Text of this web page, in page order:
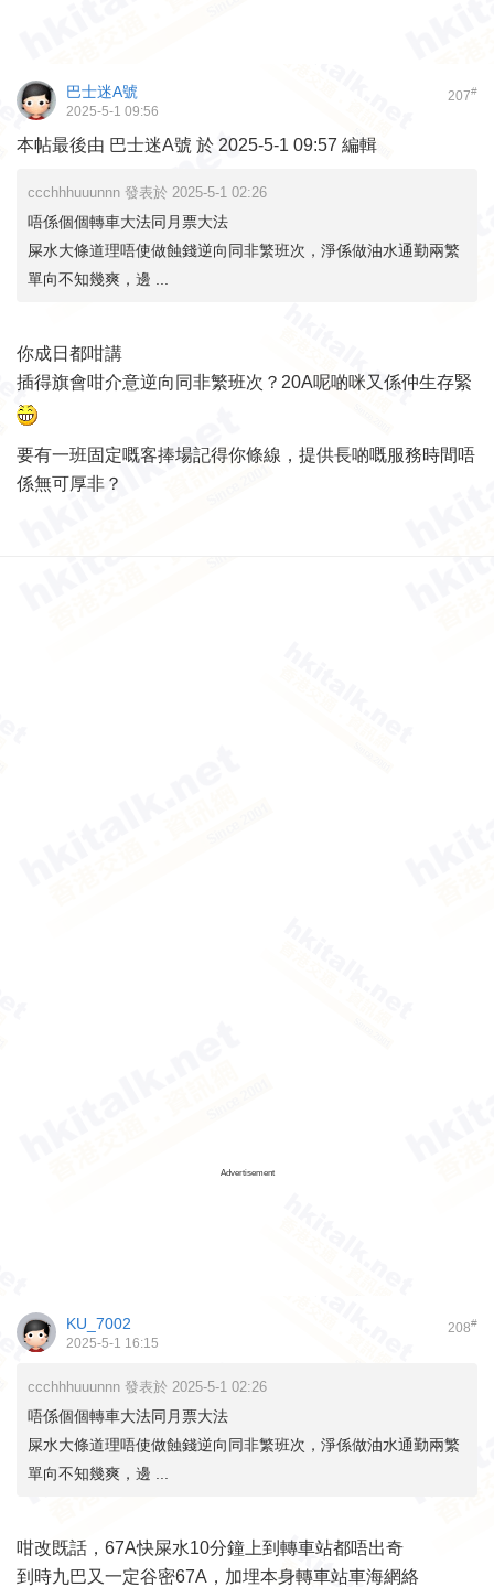
207#
巴士迷A號
2025-5-1 09:56
本帖最後由 巴士迷A號 於 2025-5-1 09:57 編輯
ccchhhuuunnn 發表於 2025-5-1 02:26
唔係個個轉車大法同月票大法
屎水大條道理唔使做蝕錢逆向同非繁班次，淨係做油水通勤兩繁
單向不知幾爽，邊 ...
你成日都咁講
插得旗會咁介意逆向同非繁班次？20A呢啲咪又係仲生存緊
要有一班固定嘅客捧場記得你條線，提供長啲嘅服務時間唔
係無可厚非？
Advertisement
208#
KU_7002
2025-5-1 16:15
ccchhhuuunnn 發表於 2025-5-1 02:26
唔係個個轉車大法同月票大法
屎水大條道理唔使做蝕錢逆向同非繁班次，淨係做油水通勤兩繁
單向不知幾爽，邊 ...
咁改既話，67A快屎水10分鐘上到轉車站都唔出奇
到時九巴又一定谷密67A，加埋本身轉車站車海網絡